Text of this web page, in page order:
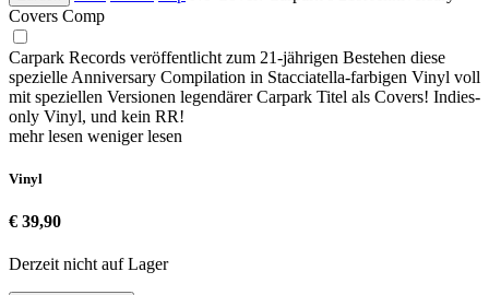
Covers Comp
Carpark Records veröffentlicht zum 21-jährigen Bestehen diese
spezielle Anniversary Compilation in Stacciatella-farbigen Vinyl voll
mit speziellen Versionen legendärer Carpark Titel als Covers! Indies-
only Vinyl, und kein RR!
mehr lesen weniger lesen
Vinyl
€ 39,90
Derzeit nicht auf Lager